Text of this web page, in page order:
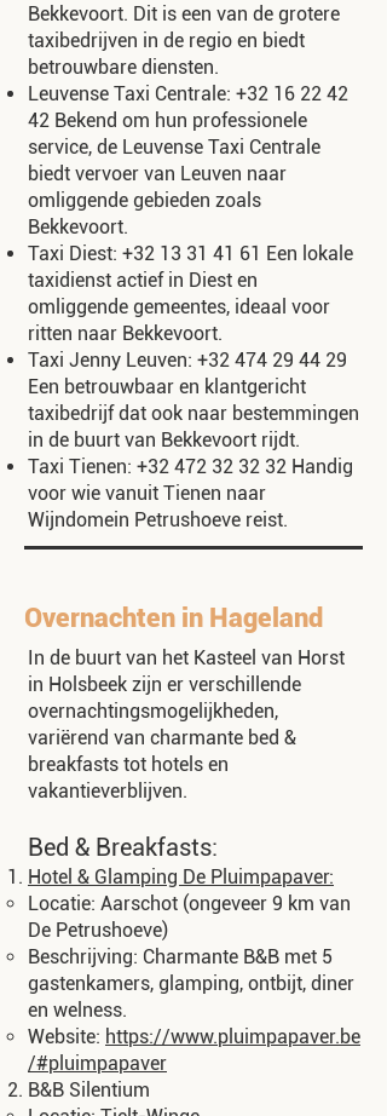
Bekkevoort. Dit is een van de grotere
taxibedrijven in de regio en biedt
betrouwbare diensten.
Leuvense Taxi Centrale: +32 16 22 42
42 Bekend om hun professionele
service, de Leuvense Taxi Centrale
biedt vervoer van Leuven naar
omliggende gebieden zoals
Bekkevoort.
Taxi Diest: +32 13 31 41 61 Een lokale
taxidienst actief in Diest en
omliggende gemeentes, ideaal voor
ritten naar Bekkevoort.
Taxi Jenny Leuven: +32 474 29 44 29
Een betrouwbaar en klantgericht
taxibedrijf dat ook naar bestemmingen
in de buurt van Bekkevoort rijdt.
Taxi Tienen: +32 472 32 32 32 Handig
voor wie vanuit Tienen naar
Wijndomein Petrushoeve reist.
Overnachten in Hageland
In de buurt van het Kasteel van Horst
in Holsbeek zijn er verschillende
overnachtingsmogelijkheden,
variërend van charmante bed &
breakfasts tot hotels en
vakantieverblijven.
Bed & Breakfasts:
Hotel & Glamping De Pluimpapaver:
Locatie: Aarschot (ongeveer 9 km van
De Petrushoeve)
Beschrijving: Charmante B&B met 5
gastenkamers, glamping, ontbijt, diner
en welness.
Website: https://www.pluimpapaver.be
/#pluimpapaver
B&B Silentium